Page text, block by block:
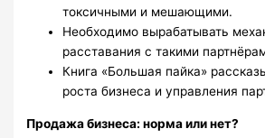
токсичными и мешающими.
Необходимо вырабатывать
расставания с такими
Книга «Большая пайка»
роста бизнеса и управления
Продажа бизнеса: норма или нет?